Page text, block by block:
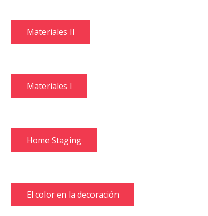
Materiales II
Materiales I
Home Staging
El color en la decoración